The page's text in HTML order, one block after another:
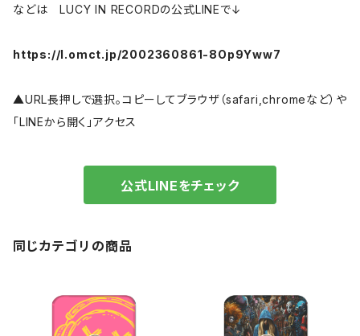
などは LUCY IN RECORDの公式LINEで↓
https://l.omct.jp/2002360861-8Op9Yww7
▲URL長押しで選択。コピーしてブラウザ（safari,chromeなど）や
「LINEから開く」アクセス
公式LINEをチェック
同じカテゴリの商品